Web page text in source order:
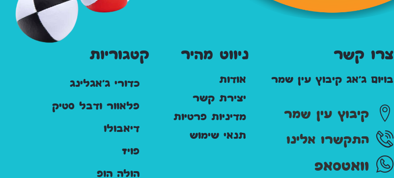
צרו קשר
בויום ג'אג קיבוץ עין שמר
קיבוץ עין שמר
התקשרו אלינו
וואטסאפ
ניווט מהיר
אודות
יצירת קשר
מדיניות פרטיות
תנאי שימוש
קטגוריות
כדורי ג'אגלינג
פלאוור ודבל סטיק
דיאבולו
פויז
הולה הופ